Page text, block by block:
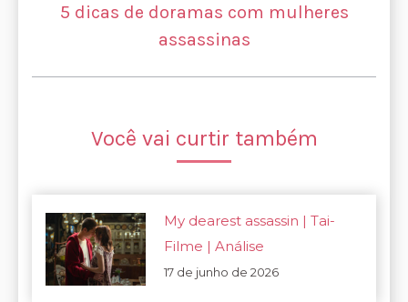
Próximo
post:
5 dicas de doramas com mulheres
assassinas
Você vai curtir também
My dearest assassin | Tai-
Filme | Análise
17 de junho de 2026